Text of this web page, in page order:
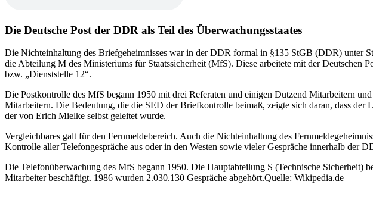
Die Deutsche Post der DDR als Teil des Überwachungsstaates
Die Nichteinhaltung des Briefgeheimnisses war in der DDR formal in §135 StGB (DDR) unter
die Abteilung M des Ministeriums für Staatssicherheit (MfS). Diese arbeitete mit der Deutschen
bzw.
Dienststelle 12 .
Die Postkontrolle des MfS begann 1950 mit drei Referaten und einigen Dutzend Mitarbeitern
Mitarbeitern. Die Bedeutung, die die SED der Briefkontrolle beimaß, zeigte sich daran, dass
der von Erich Mielke selbst geleitet wurde.
Vergleichbares galt für den Fernmeldebereich. Auch die Nichteinhaltung des
Kontrolle aller Telefongespräche aus oder in den Westen sowie vieler Gespräche innerhalb der
Die Telefonüberwachung des MfS begann 1950. Die Hauptabteilung S (Technische Sicherheit)
Mitarbeiter beschäftigt. 1986 wurden 2.030.130 Gespräche abgehört.Quelle: Wikipedia.de